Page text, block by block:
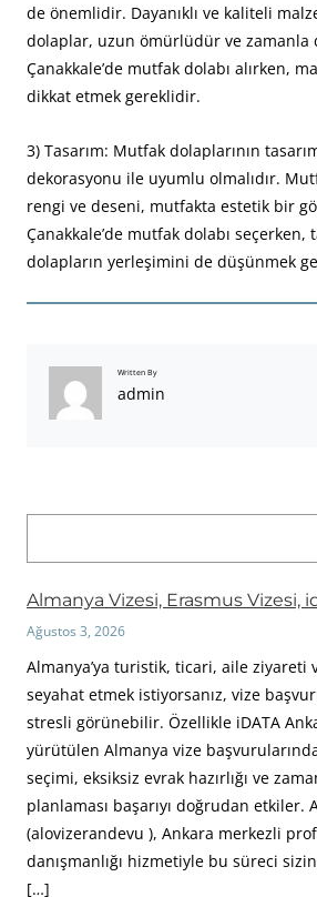
de önemlidir. Dayanıklı ve kaliteli
dolaplar, uzun ömürlüdür ve zamanla
Çanakkale’de mutfak dolabı alırken,
dikkat etmek gereklidir.
3) Tasarım: Mutfak dolaplarının
dekorasyonu ile uyumlu olmalıdır.
rengi ve deseni, mutfakta estetik bir
Çanakkale’de mutfak dolabı seçerken,
dolapların yerleşimini de düşünmek
Written By
admin
Almanya Vizesi, Erasmus Vizesi,
Ağustos 3, 2026
Almanya’ya turistik, ticari, aile ziyareti
seyahat etmek istiyorsanız, vize
stresli görünebilir. Özellikle iDATA
yürütülen Almanya vize
seçimi, eksiksiz evrak hazırlığı ve
planlaması başarıyı doğrudan etkiler.
(alovizerandevu ), Ankara merkezli
danışmanlığı hizmetiyle bu süreci
[…]